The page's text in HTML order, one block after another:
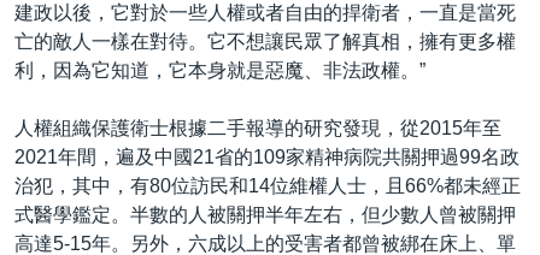
建政以後，它對於一些人權或者自由的捍衛者，一直是當死
亡的敵人一樣在對待。它不想讓民眾了解真相，擁有更多權
利，因為它知道，它本身就是惡魔、非法政權。”
人權組織保護衛士根據二手報導的研究發現，從2015年至
2021年間，遍及中國21省的109家精神病院共關押過99名政
治犯，其中，有80位訪民和14位維權人士，且66%都未經正
式醫學鑑定。半數的人被關押半年左右，但少數人曾被關押
高達5-15年。另外，六成以上的受害者都曾被綁在床上、單